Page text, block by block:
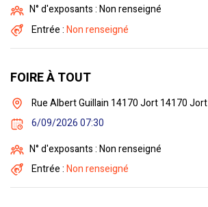
N° d'exposants : Non renseigné
Entrée :Non renseigné
FOIRE À TOUT
Rue Albert Guillain 14170 Jort 14170 Jort
6/09/2026 07:30
N° d'exposants : Non renseigné
Entrée :Non renseigné